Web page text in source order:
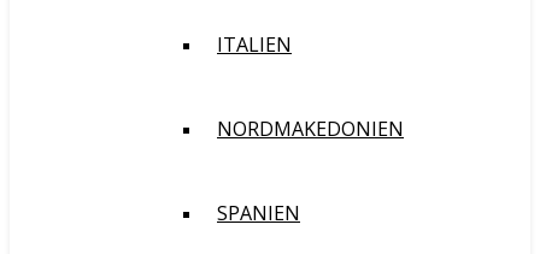
ITALIEN
NORDMAKEDONIEN
SPANIEN